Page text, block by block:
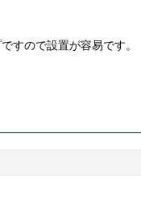
すので設置が容易です。